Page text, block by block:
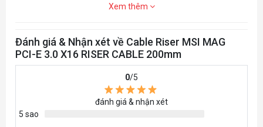
Xem thêm
Đánh giá & Nhận xét về Cable Riser MSI MAG
PCI-E 3.0 X16 RISER CABLE 200mm
0/5
đánh giá & nhận xét
5 sao